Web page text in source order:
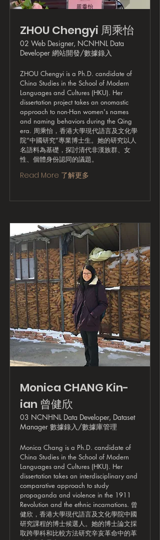
ZHOU Chengyi 周乘怡
02 Web Designer, NCNHNL Data
Developer 網站開發/數據錄入
Read More 了解更多
ZHOU Chengyi is a Ph.D. candidate of
China Studies in the School of Modern
Languages and Cultures (HKU). Her
dissertation project takes an onomastic
approach to non-Han women's names
and naming behaviors during the Qing
era. 周乘怡，香港大學現代語言及文化學
院“中國研究”專業博士生。她的研究以人
名語料為基礎，探討清代非漢族群、女
性、個體身份認同的議題。
Monica CHANG Kin-
ian 曾健欣
03 NCNHNL Data Developer, Dataset
Manager 數據錄入/數據庫管理
Monica Chang is a Ph.D. candidate of
China Studies in the School of Modern
Languages and Cultures (HKU). Her
dissertation takes an interdisciplinary and
comparative approach to study
propaganda and violence in the 1911
Revolution and the ethnic incarnations. 曾
健欣，香港大學現代語言及文化學院中國
研究課程的博士候選人。她的博士論文採
取跨學科和比較方法研究辛亥革命中的革